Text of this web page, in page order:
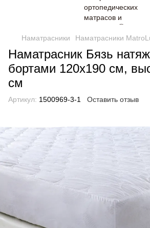
Наматрасники Наматрасники
Наматрасник Бязь
бортами 120х190 см,
см
Артикул: 1500969-3-1 Оставить отзыв